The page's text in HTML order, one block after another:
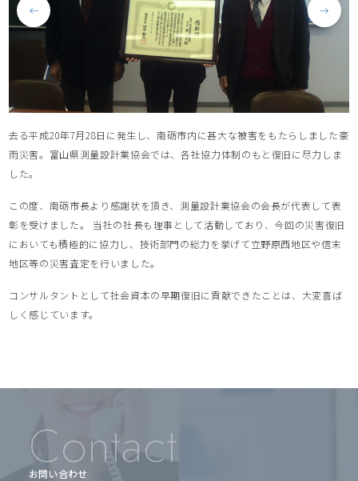
去る平成20年7月28日に発生し、南砺市内に甚大な被害をもたらしました豪
雨災害。富山県測量設計業協会では、各社協力体制のもと復旧に尽力しま
した。
この度、南砺市長より感謝状を頂き、測量設計業協会の会長が代表して表
彰を受けました。 当社の社長も理事として活動しており、今回の災害復旧
においても積極的に協力し、技術部門の総力を挙げて立野原西地区や信末
地区等の災害査定を行いました。
コンサルタントとして社会資本の早期復旧に貢献できたことは、大変喜ば
しく感じています。
Contact
お問い合わせ